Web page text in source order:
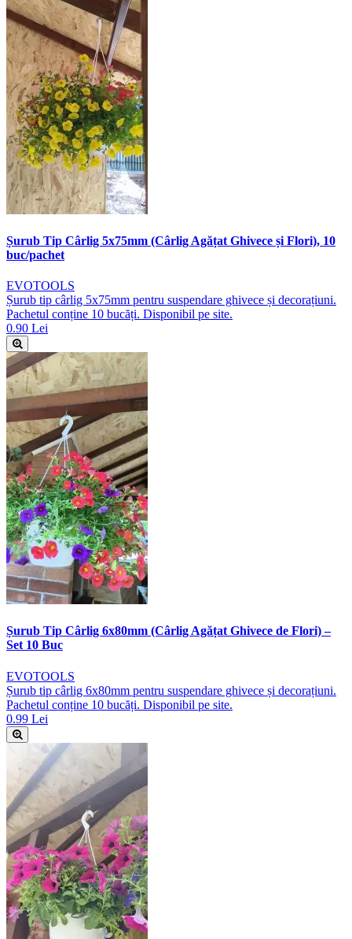
Șurub Tip Cârlig 5x75mm (Cârlig Agățat Ghivece și Flori), 10
buc/pachet
EVOTOOLS
Șurub tip cârlig 5x75mm pentru suspendare ghivece și decorațiuni.
Pachetul conține 10 bucăți. Disponibil pe site.
0.90 Lei
Șurub Tip Cârlig 6x80mm (Cârlig Agățat Ghivece de Flori) –
Set 10 Buc
EVOTOOLS
Șurub tip cârlig 6x80mm pentru suspendare ghivece și decorațiuni.
Pachetul conține 10 bucăți. Disponibil pe site.
0.99 Lei